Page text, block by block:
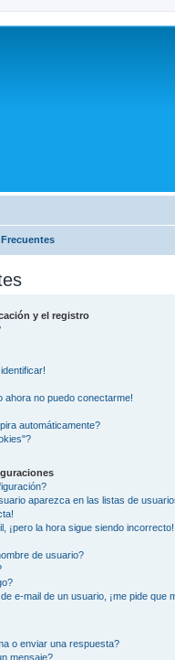
y el registro
ahora no puedo conectarme!
automáticamente?
aparezca en las listas de
¡pero la hora sigue siendo incorrecto!
de usuario?
e-mail de un usuario, ¡me pide que
o enviar una respuesta?
mensaje?